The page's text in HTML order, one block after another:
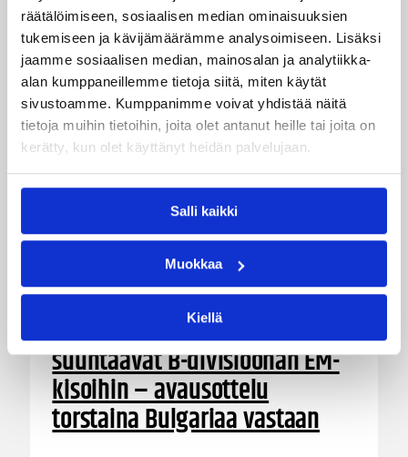
räätälöimiseen, sosiaalisen median ominaisuuksien
tukemiseen ja kävijämäärämme analysoimiseen. Lisäksi
jaamme sosiaalisen median, mainosalan ja analytiikka-
alan kumppaneillemme tietoja siitä, miten käytät
sivustoamme. Kumppanimme voivat yhdistää näitä
tietoja muihin tietoihin, joita olet antanut heille tai joita on
kerätty, kun olet käyttänyt heidän palvelujaan.
Salli kaikki
Muokkaa
Kiellä
EM-kilpailut 05.08.2026 18:54
Suomen 16-vuotiaat
suuntaavat B-divisioonan EM-
kisoihin – avausottelu
torstaina Bulgariaa vastaan